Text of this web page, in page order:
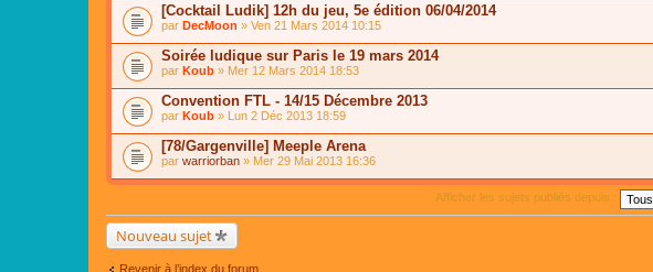
[Cocktail Ludik] 12h du jeu, 5e édition 06/04/2014
par DecMoon » Ven 21 Mars 2014 10:15
Soirée ludique sur Paris le 19 mars 2014
par Koub » Mer 12 Mars 2014 18:53
Convention FTL - 14/15 Décembre 2013
par Koub » Lun 2 Déc 2013 18:59
[78/Gargenville] Meeple Arena
par warriorban » Mer 29 Mai 2013 16:36
Afficher les sujets publiés depuis :
Nouveau sujet
Revenir à l’index du forum